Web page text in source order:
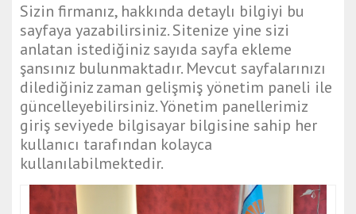
Sizin firmanız, hakkında detaylı bilgiyi bu
sayfaya yazabilirsiniz. Sitenize yine sizi
anlatan istediğiniz sayıda sayfa ekleme
şansınız bulunmaktadır. Mevcut sayfalarınızı
dilediğiniz zaman gelişmiş yönetim paneli ile
güncelleyebilirsiniz. Yönetim panellerimiz
giriş seviyede bilgisayar bilgisine sahip her
kullanıcı tarafından kolayca
kullanılabilmektedir.